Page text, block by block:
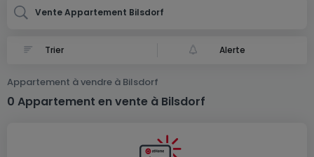
Vente Appartement Bilsdorf
Alerte
Appartement à vendre à Bilsdorf
0 Appartement en vente à Bilsdorf